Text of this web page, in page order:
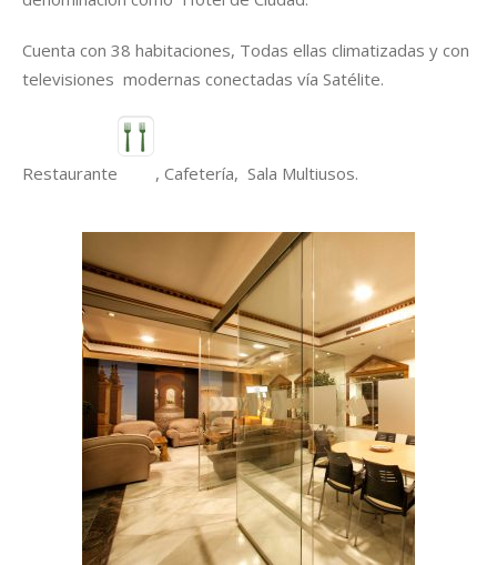
Cuenta con 38 habitaciones, Todas ellas climatizadas y con
televisiones modernas conectadas vía Satélite.
Restaurante , Cafetería, Sala Multiusos.